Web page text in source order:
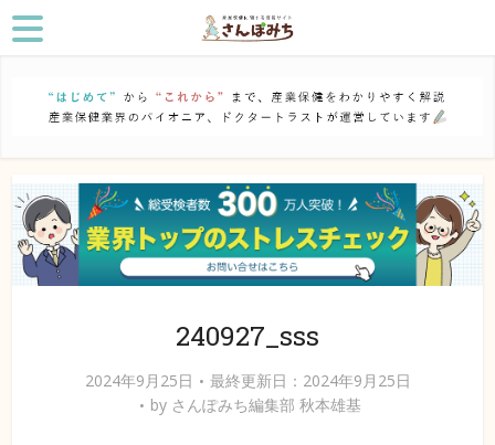
240927_sss
2024年9月25日
最終更新日：2024年9月25日
by さんぽみち編集部 秋本雄基